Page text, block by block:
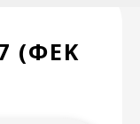
(ΦΕΚ